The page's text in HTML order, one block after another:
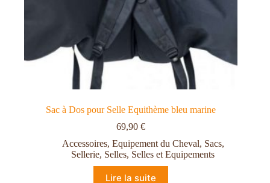
Sac à Dos pour Selle Equithème bleu marine
69,90€
Accessoires, Equipement du Cheval, Sacs,
Sellerie, Selles, Selles et Equipements
Lire la suite